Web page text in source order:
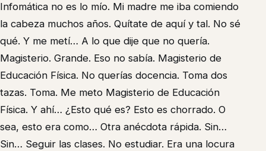
Infomática no es lo mío. Mi madre me iba comiendo
la cabeza muchos años. Quítate de aquí y tal. No sé
qué. Y me metí… A lo que dije que no quería.
Magisterio. Grande. Eso no sabía. Magisterio de
Educación Física. No querías docencia. Toma dos
tazas. Toma. Me meto Magisterio de Educación
Física. Y ahí… ¿Esto qué es? Esto es chorrado. O
sea, esto era como… Otra anécdota rápida. Sin…
Sin… Seguir las clases. No estudiar. Era una locura